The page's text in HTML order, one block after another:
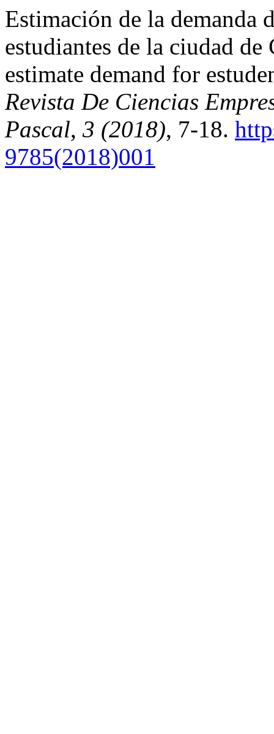
Estimación de la demanda
estudiantes de la ciudad
estimate demand for
Revista De Ciencias
Pascal, 3 (2018), 7-18.
9785(2018)001